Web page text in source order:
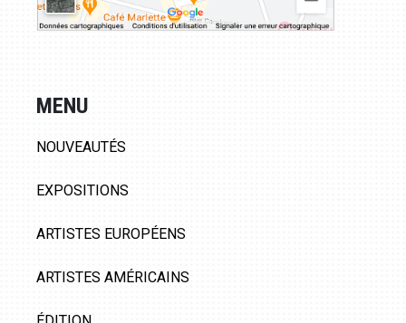
MENU
NOUVEAUTÉS
EXPOSITIONS
ARTISTES EUROPÉENS
ARTISTES AMÉRICAINS